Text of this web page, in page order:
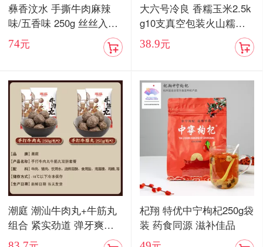
彝香汶水 手撕牛肉麻辣
味/五香味 250g 丝丝入味
入口化渣
74元
大六号冷良 香糯玉米2.5k
g10支真空包装火山糯玉
米
38.9元
潮庭 潮汕牛肉丸+牛筋丸
组合 紧实劲道 弹牙爽口
顺丰包邮
杞翔 特优中宁枸杞250g袋
装 药食同源 滋补佳品